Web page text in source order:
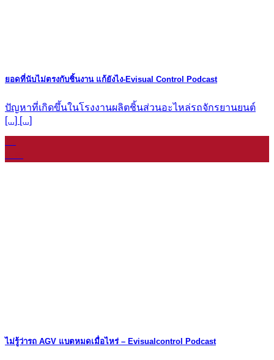
ยอดที่นับไม่ตรงกับชิ้นงาน แก้ยังไง-Evisual Control Podcast
ปัญหาที่เกิดขึ้นในโรงงานผลิตชิ้นส่วนอะไหล่รถจักรยานยนต์
[...] [...]
ไม่รู้ว่ารถ AGV แบตหมดเมื่อไหร่ – Evisualcontrol Podcast